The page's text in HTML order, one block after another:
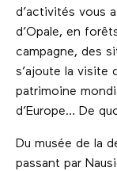
d’activités vous
d’Opale, en
campagne, des
s’ajoute la visite
patrimoine
d’Europe… De
Du musée de la
passant par